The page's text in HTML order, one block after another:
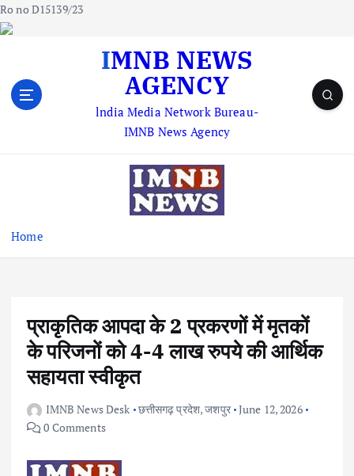
Ro no D15139/23
IMNB NEWS
AGENCY
lndia Media Network Bureau-
IMNB News Agency
Home
प्राकृतिक आपदा के 2 प्रकरणों में मृतकों
के परिजनों को 4-4 लाख रुपये की आर्थिक
सहायता स्वीकृत
IMNB News Desk छत्तीसगढ़ प्रदेश,जशपुर June 12, 2026
0 Comments